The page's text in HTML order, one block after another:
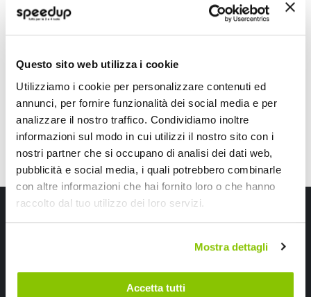
Questo sito web utilizza i cookie
Utilizziamo i cookie per personalizzare contenuti ed
annunci, per fornire funzionalità dei social media e per
analizzare il nostro traffico. Condividiamo inoltre
informazioni sul modo in cui utilizzi il nostro sito con i
nostri partner che si occupano di analisi dei dati web,
pubblicità e social media, i quali potrebbero combinarle
con altre informazioni che hai fornito loro o che hanno
raccolto dal tuo utilizzo dei loro servizi.
Mostra dettagli
Accetta tutti
Nero
A partire da
Spedizione gratuita!
Abs,Grigio
A partire da
Iscriviti alla newsletter Speedup
Ricevi subito uno sconto del 10% per il tuo primo acquisto online!